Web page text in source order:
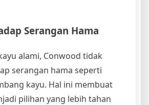
Serangan Hama
alami, Conwood tidak
serangan hama seperti
kayu. Hal ini membuat
pilihan yang lebih tahan